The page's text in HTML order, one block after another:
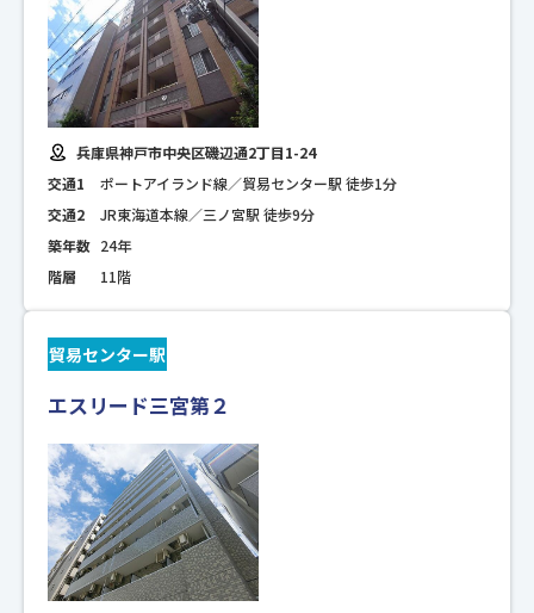
兵庫県神戸市中央区磯辺通2丁目1-24
交通1
ポートアイランド線／貿易センター駅 徒歩1分
交通2
JR東海道本線／三ノ宮駅 徒歩9分
築年数 24年
階層
11階
貿易センター駅
エスリード三宮第２